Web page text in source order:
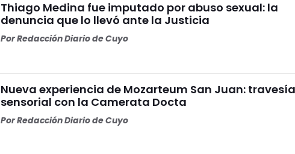
Thiago Medina fue imputado por abuso sexual: la
denuncia que lo llevó ante la Justicia
PorRedacción Diario de Cuyo
Nueva experiencia de Mozarteum San Juan: travesía
sensorial con la Camerata Docta
PorRedacción Diario de Cuyo